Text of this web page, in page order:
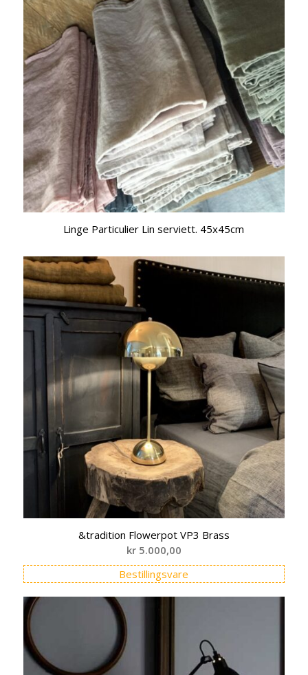
Linge Particulier Lin serviett. 45x45cm
&tradition Flowerpot VP3 Brass
kr5.000,00
Bestillingsvare